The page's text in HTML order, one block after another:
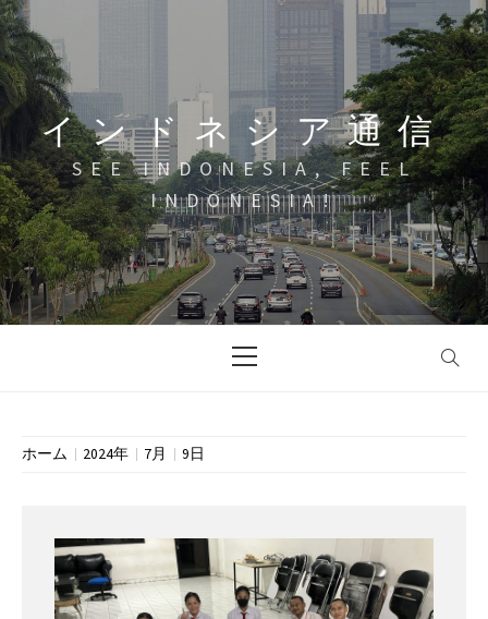
コ
ン
テ
ン
ツ
へ
ス
キ
ッ
プ
インドネシア通信
SEE INDONESIA, FEEL
INDONESIA!
イ
ホーム 2024年 7月 9日